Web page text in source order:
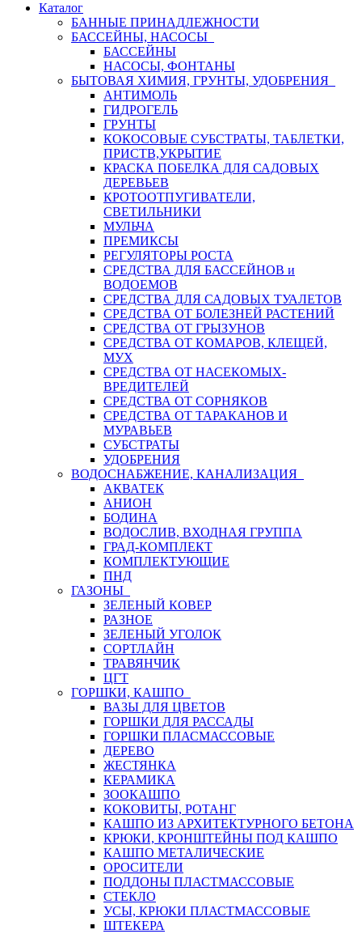
Каталог
БАННЫЕ ПРИНАДЛЕЖНОСТИ
БАССЕЙНЫ, НАСОСЫ
БАССЕЙНЫ
НАСОСЫ, ФОНТАНЫ
БЫТОВАЯ ХИМИЯ, ГРУНТЫ, УДОБРЕНИЯ
АНТИМОЛЬ
ГИДРОГЕЛЬ
ГРУНТЫ
КОКОСОВЫЕ СУБСТРАТЫ, ТАБЛЕТКИ,
ПРИСТВ,УКРЫТИЕ
КРАСКА ПОБЕЛКА ДЛЯ САДОВЫХ
ДЕРЕВЬЕВ
КРОТООТПУГИВАТЕЛИ,
СВЕТИЛЬНИКИ
МУЛЬЧА
ПРЕМИКСЫ
РЕГУЛЯТОРЫ РОСТА
СРЕДСТВА ДЛЯ БАССЕЙНОВ и
ВОДОЕМОВ
СРЕДСТВА ДЛЯ САДОВЫХ ТУАЛЕТОВ
СРЕДСТВА ОТ БОЛЕЗНЕЙ РАСТЕНИЙ
СРЕДСТВА ОТ ГРЫЗУНОВ
СРЕДСТВА ОТ КОМАРОВ, КЛЕЩЕЙ,
МУХ
СРЕДСТВА ОТ НАСЕКОМЫХ-
ВРЕДИТЕЛЕЙ
СРЕДСТВА ОТ СОРНЯКОВ
СРЕДСТВА ОТ ТАРАКАНОВ И
МУРАВЬЕВ
СУБСТРАТЫ
УДОБРЕНИЯ
ВОДОСНАБЖЕНИЕ, КАНАЛИЗАЦИЯ
АКВАТЕК
АНИОН
БОДИНА
ВОДОСЛИВ, ВХОДНАЯ ГРУППА
ГРАД-КОМПЛЕКТ
КОМПЛЕКТУЮЩИЕ
ПНД
ГАЗОНЫ
ЗЕЛЕНЫЙ КОВЕР
РАЗНОЕ
ЗЕЛЕНЫЙ УГОЛОК
СОРТЛАЙН
ТРАВЯНЧИК
ЦГТ
ГОРШКИ, КАШПО
ВАЗЫ ДЛЯ ЦВЕТОВ
ГОРШКИ ДЛЯ РАССАДЫ
ГОРШКИ ПЛАСМАССОВЫЕ
ДЕРЕВО
ЖЕСТЯНКА
КЕРАМИКА
ЗООКАШПО
КОКОВИТЫ, РОТАНГ
КАШПО ИЗ АРХИТЕКТУРНОГО БЕТОНА
КРЮКИ, КРОНШТЕЙНЫ ПОД КАШПО
КАШПО МЕТАЛИЧЕСКИЕ
ОРОСИТЕЛИ
ПОДДОНЫ ПЛАСТМАССОВЫЕ
СТЕКЛО
УСЫ, КРЮКИ ПЛАСТМАССОВЫЕ
ШТЕКЕРА